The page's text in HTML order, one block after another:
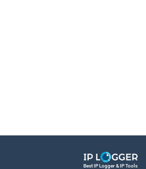
Best IP Logger & IP Tools